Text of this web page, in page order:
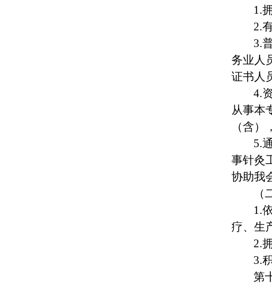
1.
2.
3.
务业人
证书人
4.
从事本
（含
5.
事针灸
协助我
1.
疗、生
2.
3.
第